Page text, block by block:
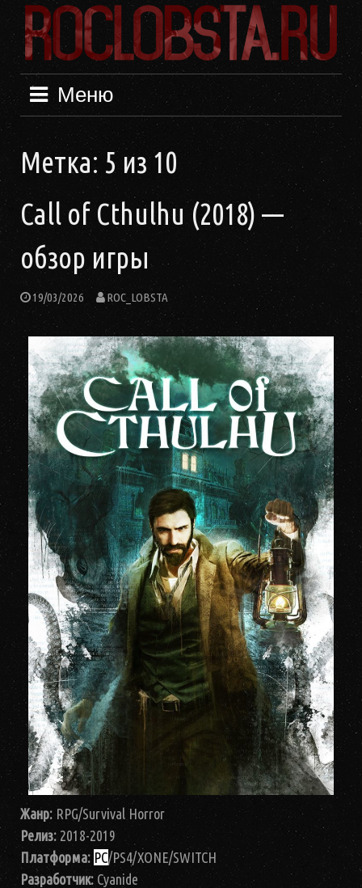
Меню
Метка: 5 из 10
Call of Cthulhu (2018) —
обзор игры
19/03/2026 ROC_LOBSTA
Жанр: RPG/Survival Horror
Релиз: 2018-2019
Платформа: PC/PS4/XONE/SWITCH
Разработчик: Cyanide